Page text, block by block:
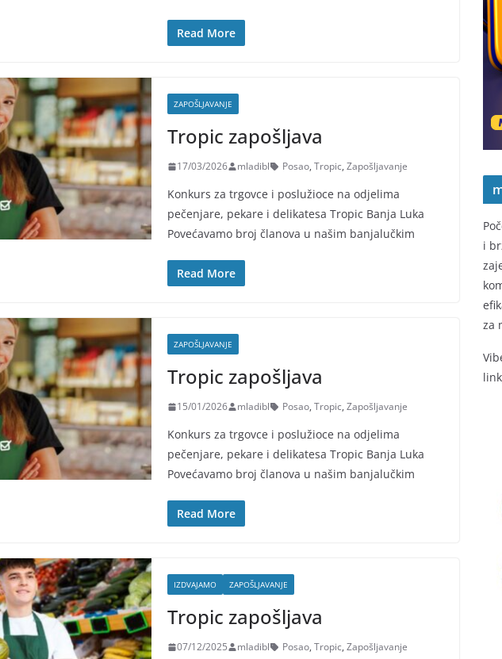
Read More
ZAPOŠLJAVANJE
Tropic zapošljava
17/03/2026 mladibl Posao, Tropic, Zapošljavanje
Konkurs za trgovce i poslužioce na odjelima
pečenjare, pekare i delikatesa Tropic Banja Luka
Povećavamo broj članova u našim banjalučkim
Read More
ZAPOŠLJAVANJE
Tropic zapošljava
15/01/2026 mladibl Posao, Tropic, Zapošljavanje
Konkurs za trgovce i poslužioce na odjelima
pečenjare, pekare i delikatesa Tropic Banja Luka
Povećavamo broj članova u našim banjalučkim
Read More
IZDVAJAMO ZAPOŠLJAVANJE
Tropic zapošljava
07/12/2025 mladibl Posao, Tropic, Zapošljavanje
i
za